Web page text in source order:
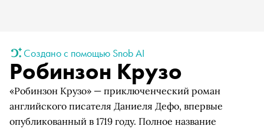
Создано с помощью Snob AI
Робинзон Крузо
«Робинзон Крузо» — приключенческий роман
английского писателя Даниеля Дефо, впервые
опубликованный в 1719 году. Полное название